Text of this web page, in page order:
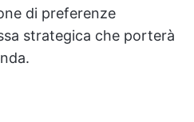
di preferenze
strategica che porterà